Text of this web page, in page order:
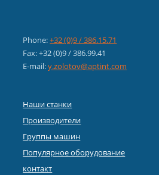
Phone:+32 (0)9 / 386.15.71
Fax: +32 (0)9 / 386.99.41
E-mail:y.zolotov@aptint.com
Наши станки
Производители
Группы машин
Популярное оборудование
контакт